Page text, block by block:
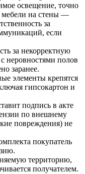
освещение, точно
мебели на стены —
за
если
за некорректную
с неровностями полов
заранее.
элементы крепятся
гипсокартон и
подпись в акте
по внешнему
повреждения) не
покупатель
территорию,
получателем.